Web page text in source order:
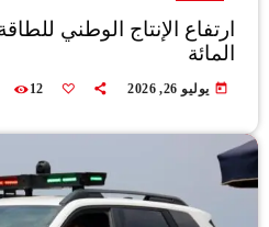
المائة
today يوليو 26, 2026 12